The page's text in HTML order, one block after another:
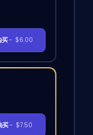
买- $6.00
买- $7.50